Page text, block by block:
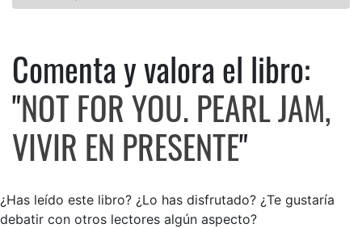
Comenta y valora el libro: NOT
Comenta y valora el libro:
"NOT FOR YOU. PEARL JAM,
VIVIR EN PRESENTE"
¿Has leído este libro? ¿Lo has disfrutado? ¿Te gustaría
debatir con otros lectores algún aspecto?